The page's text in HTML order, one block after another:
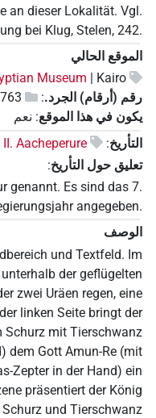
an dieser Lokalität. Vgl.
bei Klug, Stelen, 242.
الموقع الحالي
Kairo |
Museum
رقم (أرقام) الجرد.:
يكون في هذا الموقع: نعم
التأريخ:
Aacheperure
تعليق حول التأريخ:
genannt. Es sind das 7.
angegeben.
الوصف
und Textfeld. Im
der geflügelten
zwei Uräen regen, eine
linken Seite bringt der
Schurz mit Tierschwanz
dem Gott Amun-Re (mit
Zepter in der Hand) ein
präsentiert der König
und Tierschwanz